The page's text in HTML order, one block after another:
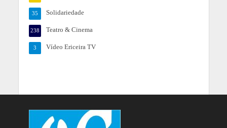
Solidariedade
35
Teatro & Cinema
238
Vídeo Ericeira TV
3